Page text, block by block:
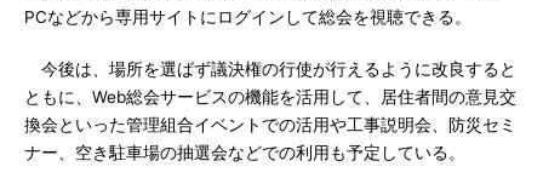
PCなどから専用サイトにログインして総会を視聴できる。
今後は、場所を選ばず議決権の行使が行えるように改良すると
ともに、Web総会サービスの機能を活用して、居住者間の意見交
換会といった管理組合イベントでの活用や工事説明会、防災セミ
ナー、空き駐車場の抽選会などでの利用も予定している。